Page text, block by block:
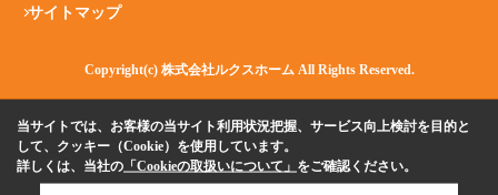
サイトマップ
Copyright(c) 株式会社ルクスホーム All Rights Reserved.
当サイトでは、お客様の当サイト利用状況把握、サービス向上検討を目的と
して、クッキー（Cookie）を使用しています。
詳しくは、当社の 「Cookieの取扱いについて」 をご確認ください。